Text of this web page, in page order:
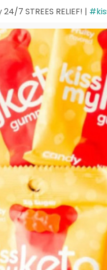
7 STREES RELIEF! |